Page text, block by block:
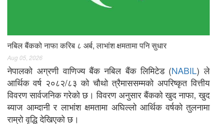
नबिल बैंकको नाफा करिब ८ अर्ब, लाभांश क्षमतामा पनि सुधार
Aug 05, 2026
नेपालको अग्रणी वाणिज्य बैंक नबिल बैंक लिमिटेड (NABIL) ले
आर्थिक वर्ष २०८२/८३ को चौथो त्रैमाससम्मको अपरिष्कृत वित्तीय
विवरण सार्वजनिक गरेको छ। विवरण अनुसार बैंकको खुद नाफा, खुद
ब्याज आम्दानी र लाभांश क्षमतामा अघिल्लो आर्थिक वर्षको तुलनामा
राम्रो वृद्धि देखिएको छ।